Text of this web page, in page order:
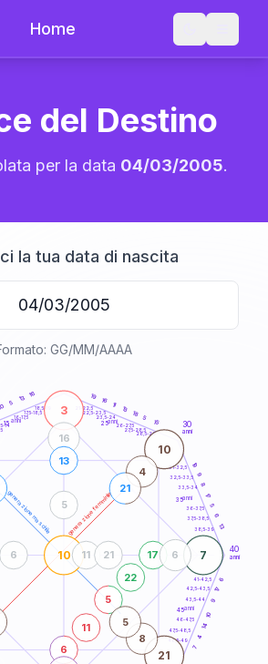
Home
del Destino
per la data 04/03/2005.
la tua data di nascita
GG/MM/AAAA
generazione maschile generazione femminile
30
anni
40
anni
14
16-17,5
17,5-18,5
18,5-19
21-22,5
22,5-23,5
23,5-24
26-27,5
27,5-28,5
28,5-29
31-32,5
32,5-33,5
33,5-34
36-37,5
37,5-38,5
38,5-39
41-42,5
42,5-43,5
43,5-44
46-47,5
47,5-48,5
48,5-49
5
13
16 19
16
11
13
18 5
15
19
9
8
17
5
6
13
6
17
9
10
14
4
7
3
7
10
10
21
6
11
5
22
17
16
6
13
11 21
6
5
4
21
8
5
15 anni 25anni
35anni
45anni